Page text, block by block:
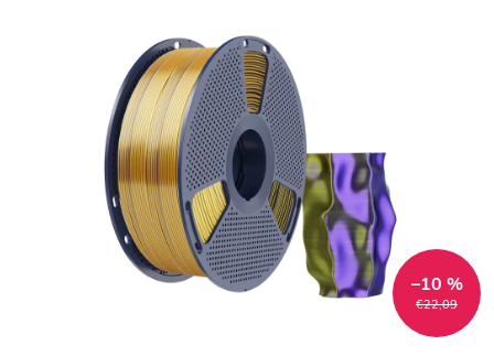
€22,09
–10 %